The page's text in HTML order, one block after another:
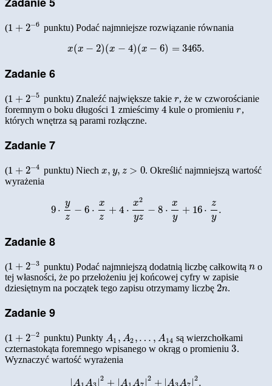
(1 + 2−6
1 +2 −6 punktu) Podać najmniejsze rozwiązanie równania
x(x − 2)(x − 4)(x − 6) = 3465.
x x−2)( x− 4)(x− 6) =3465.
Zadanie 6
(1 + 2−5
1 +2 −5 punktu) Znaleźć największe takie r
r , że w czworościanie
foremnym o boku długości 1
1 zmieścimy 4
4 kule o promieniur
r ,
których wnętrza są parami rozłączne.
Zadanie 7
(1 + 2−4
1 +2 −4 punktu) Niech x, y, z > 0
x,y,z>0
. Określić najmniejszą wartość
wyrażenia
9 ⋅
y
z
− 6 ⋅
x
z
+ 4 ⋅
x2
yz
− 8 ⋅
x
y
+ 16 ⋅
z
y
.
9⋅ yz − 6⋅x z+ 4⋅ x 2yz −8 ⋅x y +16⋅z y.
Zadanie 8
(1 + 2−3
1 +2 −3 punktu) Podać najmniejszą dodatnią liczbę całkowitą n
n o
tej własności, że po przełożeniu jej końcowej cyfry w zapisie
dziesiętnym na początek tego zapisu otrzymamy liczbę 2n
2n.
Zadanie 9
(1 + 2−2
1 +2 −2 punktu) Punkty A1 , A2 , … , A14
A1 ,A2,… , A14
są wierzchołkami
czternastokąta foremnego wpisanego w okrąg o promieniu 3
3.
Wyznaczyć wartość wyrażenia
|A A |2 + |A A |2 + |A A |2.
|A1A3 |2+ A1A7 2+|A 3A7|2.